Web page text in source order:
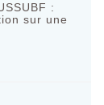
:
sur une